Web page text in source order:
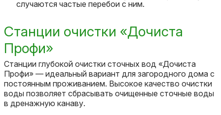
случаются частые перебои с ним.
Станции очистки «Дочиста
Профи»
Станции глубокой очистки сточных вод «Дочиста
Профи» — идеальный вариант для загородного дома с
постоянным проживанием. Высокое качество очистки
воды позволяет сбрасывать очищенные сточные воды
в дренажную канаву.